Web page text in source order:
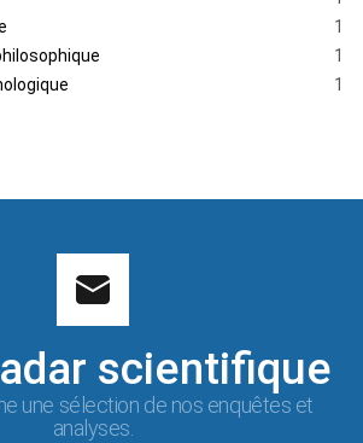
1
1
1
scientifique
une sélection de nos enquêtes et
analyses.